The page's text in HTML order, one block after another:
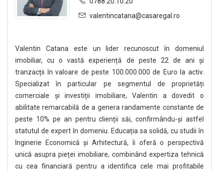
valentincatana@casaregal.ro
Valentin Catana este un lider recunoscut în domeniul
imobiliar, cu o vastă experiență de peste 22 de ani și
tranzacții în valoare de peste 100.000.000 de Euro la activ.
Specializat în particular pe segmentul de proprietăți
comerciale și investiții imobiliare, Valentin a dovedit o
abilitate remarcabilă de a genera randamente constante de
peste 10% pe an pentru clienții săi, confirmându-și astfel
statutul de expert în domeniu. Educația sa solidă, cu studii în
Inginerie Economică și Arhitectură, îi oferă o perspectivă
unică asupra pieței imobiliare, combinând expertiza tehnică
cu cea financiară pentru a identifica cele mai profitabile